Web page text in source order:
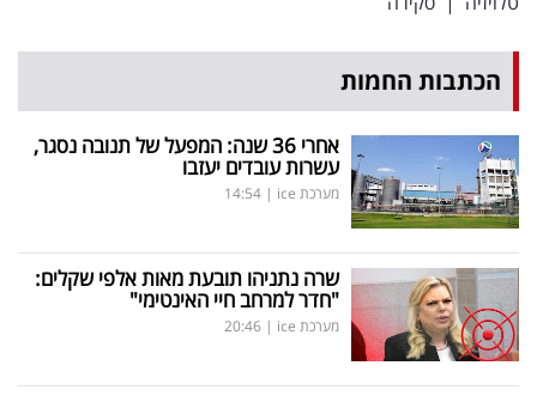
הכתבות החמות
אחרי 36 שנה: המפעל של תנובה נסגר,
עשרות עובדים יעזבו
מערכת ice |
14:54
שרה נתניהו תובעת מאות אלפי שקלים:
"חדר למרחב חיי האינטימי"
מערכת ice |
20:46